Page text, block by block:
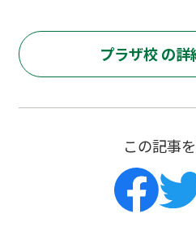
プラザ校 の
この記事